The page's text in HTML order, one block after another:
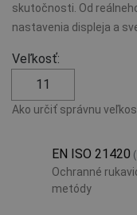
skutočnosti. Od
nastavenia displeja a
Veľkosť:
11
Ako určiť správnu
EN ISO 21420
Ochranné
metódy